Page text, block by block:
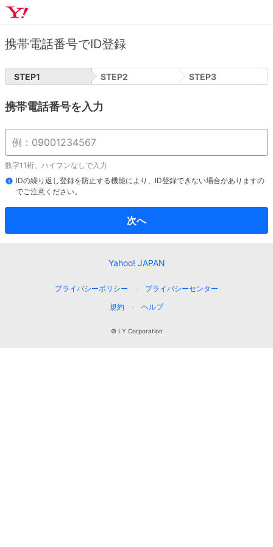
携帯電話番号でID登録
STEP1 STEP2 STEP3
携帯電話番号を入力
数字11桁、ハイフンなしで入力
IDの繰り返し登録を防止する機能により、ID登録できない場合がありますの
でご注意ください。
次へ
Yahoo! JAPAN
プライバシーポリシー
プライバシーセンター
規約
ヘルプ
© LY Corporation